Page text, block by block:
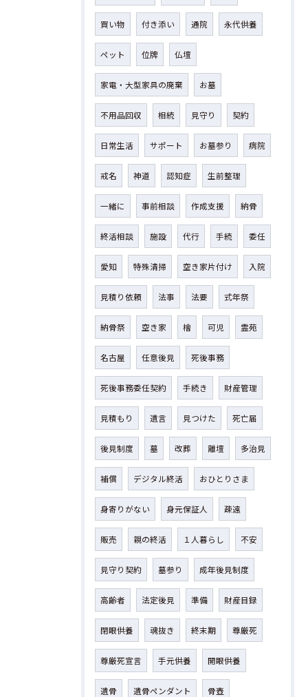
買い物 付き添い 通院 永代供養
ペット 位牌 仏壇
家電・大型家具の廃棄 お墓
不用品回収 相続 見守り 契約
日常生活 サポート お墓参り 病院
戒名 神道 認知症 生前整理
一緒に 事前相談 作成支援 納骨
終活相談 施設 代行 手続 委任
愛知 特殊清掃 空き家片付け 入院
見積り依頼 法事 法要 式年祭
納骨祭 空き家 檜 可児 霊苑
名古屋 任意後見 死後事務
死後事務委任契約 手続き 財産管理
見積もり 遺言 見つけた 死亡届
後見制度 墓 改葬 離壇 多治見
補償 デジタル終活 おひとりさま
身寄りがない 身元保証人 疎遠
販売 親の終活 １人暮らし 不安
見守り契約 墓参り 成年後見制度
高齢者 法定後見 準備 財産目録
閉眼供養 魂抜き 終末期 尊厳死
尊厳死宣言 手元供養 開眼供養
遺骨 遺骨ペンダント 骨壺